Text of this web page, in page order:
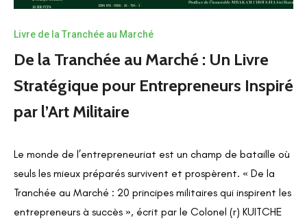
Livre de la Tranchée au Marché
De la Tranchée au Marché : Un Livre
Stratégique pour Entrepreneurs Inspiré
par l’Art Militaire
Le monde de l’entrepreneuriat est un champ de bataille où
seuls les mieux préparés survivent et prospèrent. « De la
Tranchée au Marché : 20 principes militaires qui inspirent les
entrepreneurs à succès », écrit par le Colonel (r) KUITCHE